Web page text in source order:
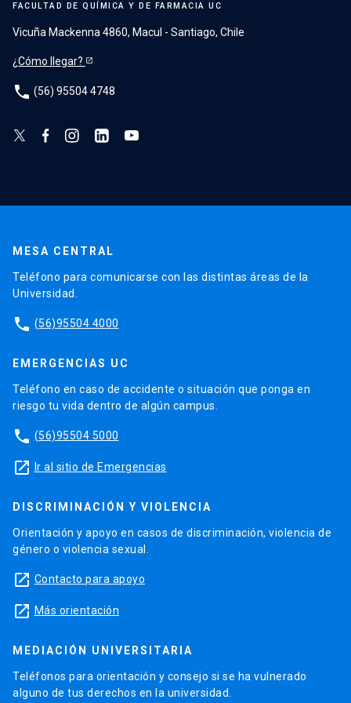
FACULTAD DE QUÍMICA Y DE FARMACIA UC
Vicuña Mackenna 4860, Macul - Santiago, Chile
¿Cómo llegar?
phone (56) 95504 4748
MESA CENTRAL
Teléfono para comunicarse con las distintas áreas de la
Universidad.
phone (56)95504 4000
EMERGENCIAS UC
Teléfono en caso de accidente o situación que ponga en
riesgo tu vida dentro de algún campus.
phone (56)95504 5000
launch Ir al sitio de Emergencias
DISCRIMINACIÓN Y VIOLENCIA
Orientación y apoyo en casos de discriminación, violencia de
género o violencia sexual.
launch Contacto para apoyo
launch Más orientación
MEDIACIÓN UNIVERSITARIA
Teléfonos para orientación y consejo si se ha vulnerado
alguno de tus derechos en la universidad.